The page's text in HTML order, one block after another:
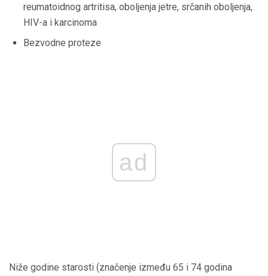
reumatoidnog artritisa, oboljenja jetre, srčanih oboljenja,
HIV-a i karcinoma
Bezvodne proteze
ad
Niže godine starosti (značenje između 65 i 74 godina